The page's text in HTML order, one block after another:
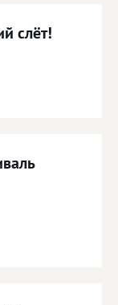
слёт!